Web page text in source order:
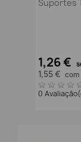
Suportes
1,26 €
1,55 € com
0